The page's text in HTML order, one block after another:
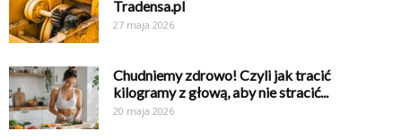
Tradensa.pl
27 maja 2026
Chudniemy zdrowo! Czyli jak tracić
kilogramy z głową, aby nie stracić...
20 maja 2026